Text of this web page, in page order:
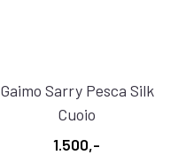
Gaimo Sarry Pesca Silk
Cuoio
1.500,-